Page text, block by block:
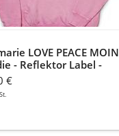
LOVE PEACE MOIN
- Reflektor Label -
Unisex
€